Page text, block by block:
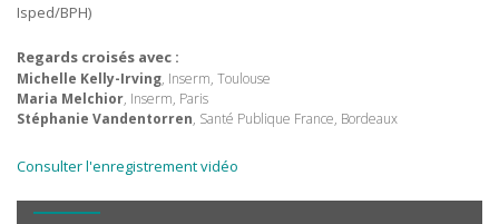
Isped/BPH)
Regards croisés avec :
Michelle Kelly-Irving, Inserm, Toulouse
Maria Melchior, Inserm, Paris
Stéphanie Vandentorren, Santé Publique France, Bordeaux
Consulter l'enregistrement vidéo